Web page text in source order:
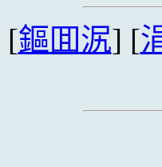
[鏂囬泦] [